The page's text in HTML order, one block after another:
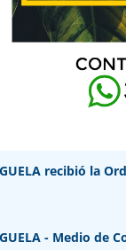
recibió la
- Medio de